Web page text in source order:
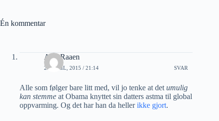
Én kommentar
A M Raaen
28 APRIL, 2015 / 21:14 SVAR
Alle som følger bare litt med, vil jo tenke at det umulig
kan stemme at Obama knyttet sin datters astma til global
oppvarming. Og det har han da hellerikke gjort.